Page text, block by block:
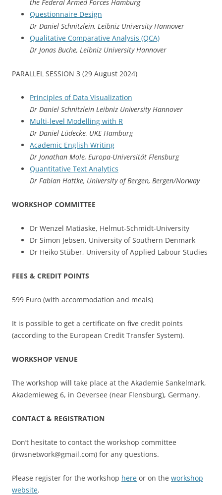
the Federal Armed Forces Hamburg
Questionnaire Design
Dr Daniel Schnitzlein, Leibniz University Hannover
Qualitative Comparative Analysis (QCA)
Dr Jonas Buche, Leibniz University Hannover
PARALLEL SESSION 3 (29 August 2024)
Principles of Data Visualization
Dr Daniel Schnitzlein Leibniz University Hannover
Multi-level Modelling with R
Dr Daniel Lüdecke, UKE Hamburg
Academic English Writing
Dr Jonathan Mole, Europa-Universität Flensburg
Quantitative Text Analytics
Dr Fabian Hattke, University of Bergen, Bergen/Norway
WORKSHOP COMMITTEE
Dr Wenzel Matiaske, Helmut-Schmidt-University
Dr Simon Jebsen, University of Southern Denmark
Dr Heiko Stüber, University of Applied Labour Studies
FEES & CREDIT POINTS
599 Euro (with accommodation and meals)
It is possible to get a certificate on five credit points
(according to the European Credit Transfer System).
WORKSHOP VENUE
The workshop will take place at the Akademie Sankelmark,
Akademieweg 6, in Oeversee (near Flensburg), Germany.
CONTACT & REGISTRATION
Don’t hesitate to contact the workshop committee
(irwsnetwork@gmail.com) for any questions.
Please register for the workshop here or on the workshop
website.